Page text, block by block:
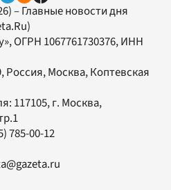
– Главные новости дня
, ОГРН 1067761730376, ИНН
Россия, Москва, Коптевская
117105, г. Москва,
785-00-12